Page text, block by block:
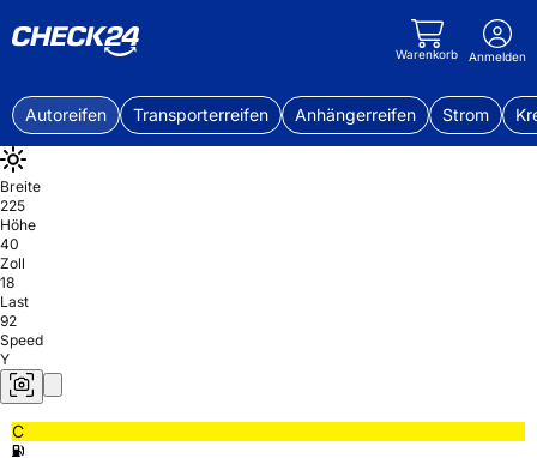
Warenkorb Anmelden
Autoreifen Transporterreifen Anhängerreifen Strom
Breite
225
Höhe
40
Zoll
18
Last
92
Speed
Y
C